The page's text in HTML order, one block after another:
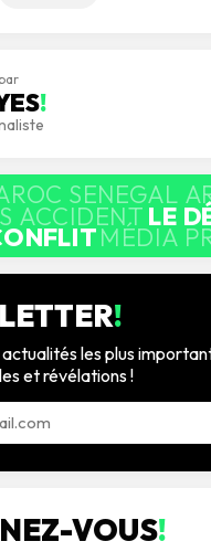
!
SENEGAL
ACCIDENT LE
MÉDIA
!
les plus
et révélations !
VOUS!